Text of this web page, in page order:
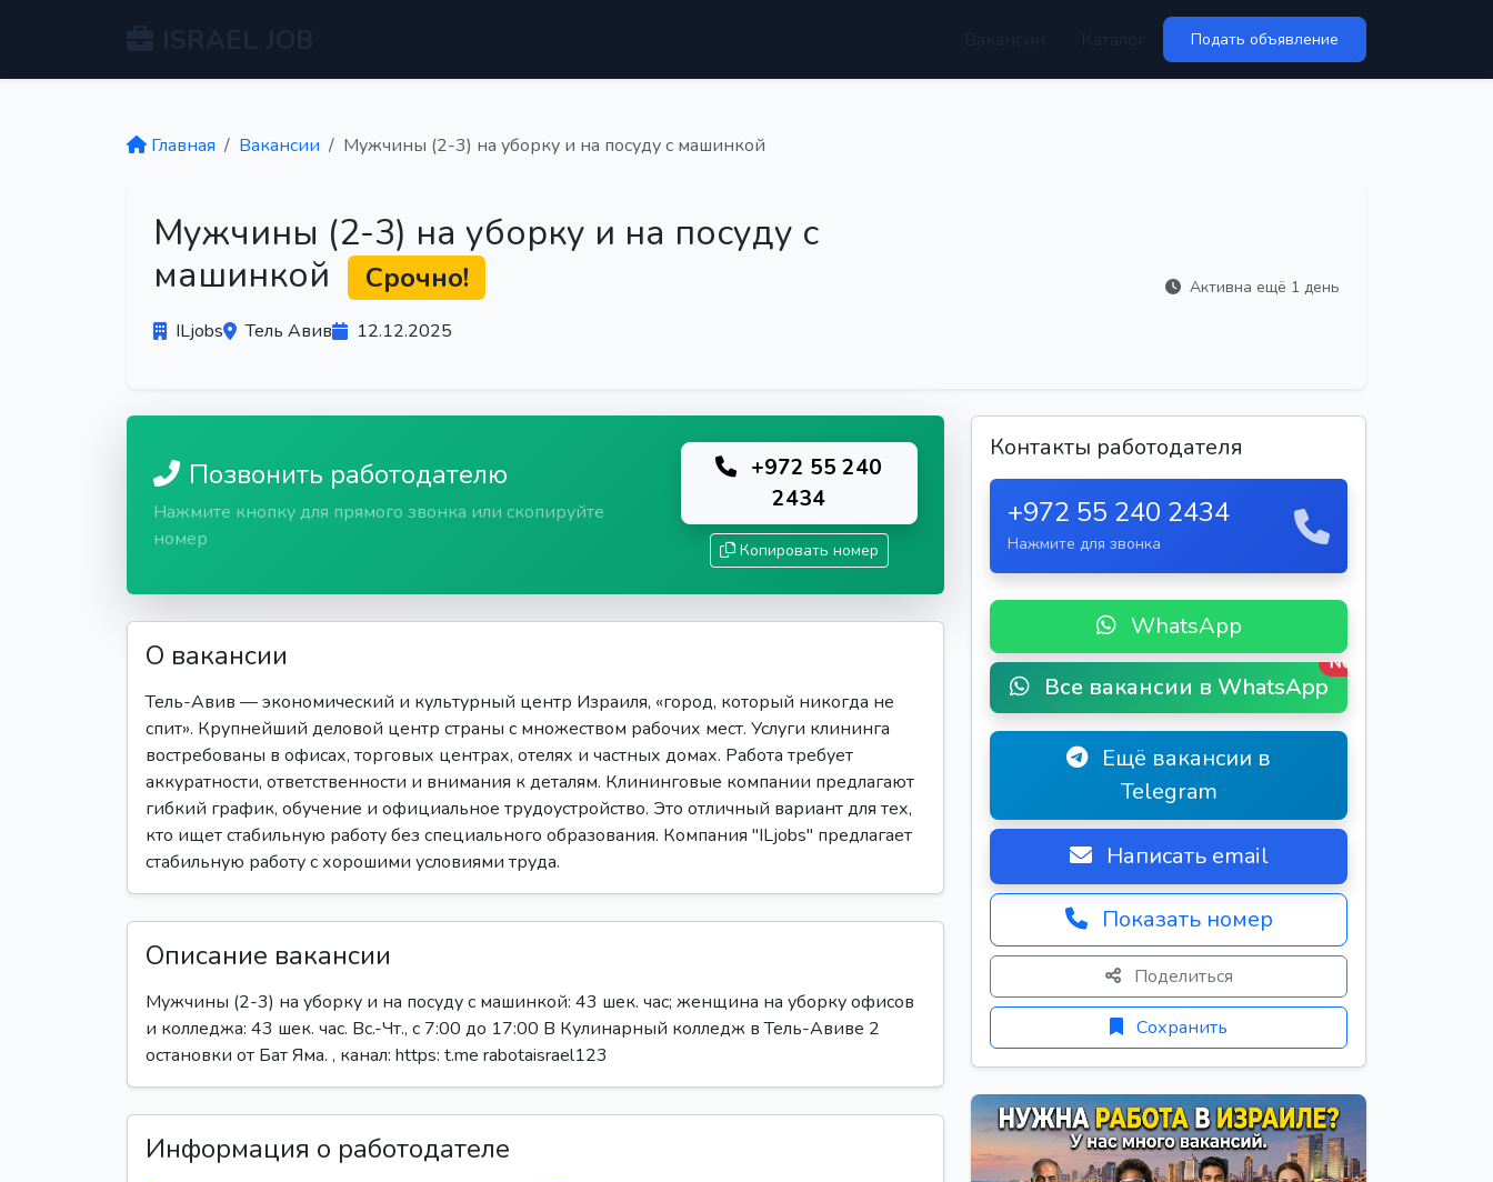
Подать объявление
Главная Вакансии Мужчины (2-3) на уборку и на посуду с машинкой
Мужчины (2-3) на уборку и на посуду с
машинкой
Срочно!
ILjobs Тель Авив 12.12.2025
Активна ещё 1 день
Позвонить работодателю
Нажмите кнопку для прямого звонка или скопируйте
номер
+972 55 240
2434
Копировать номер
О вакансии
Тель-Авив — экономический и культурный центр Израиля, «город, который никогда не
спит». Крупнейший деловой центр страны с множеством рабочих мест. Услуги клининга
востребованы в офисах, торговых центрах, отелях и частных домах. Работа требует
аккуратности, ответственности и внимания к деталям. Клининговые компании предлагают
гибкий график, обучение и официальное трудоустройство. Это отличный вариант для тех,
кто ищет стабильную работу без специального образования. Компания "ILjobs" предлагает
стабильную работу с хорошими условиями труда.
Описание вакансии
Мужчины (2-3) на уборку и на посуду с машинкой: 43 шек. час; женщина на уборку офисов
и колледжа: 43 шек. час. Вс.-Чт., с 7:00 до 17:00 В Кулинарный колледж в Тель-Авиве 2
остановки от Бат Яма. , канал: https: t.me rabotaisrael123
Информация о работодателе
Контакты работодателя
+972 55 240 2434
Нажмите для звонка
WhatsApp
Все вакансии в WhatsApp
New
Ещё вакансии в
Telegram
Написать email
Показать номер
Поделиться
Сохранить